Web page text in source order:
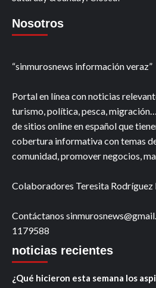
Nosotros
“sinmurosnews información veraz”
Portal en línea con noticias
turismo, política, pesca,
de sitios online en español que
cobertura informativa con temas
comunidad, promover negocios,
Colaboradores Teresita Rodríguez
Contáctanos
1179588
noticias recientes
¿Qué hicieron esta semana los